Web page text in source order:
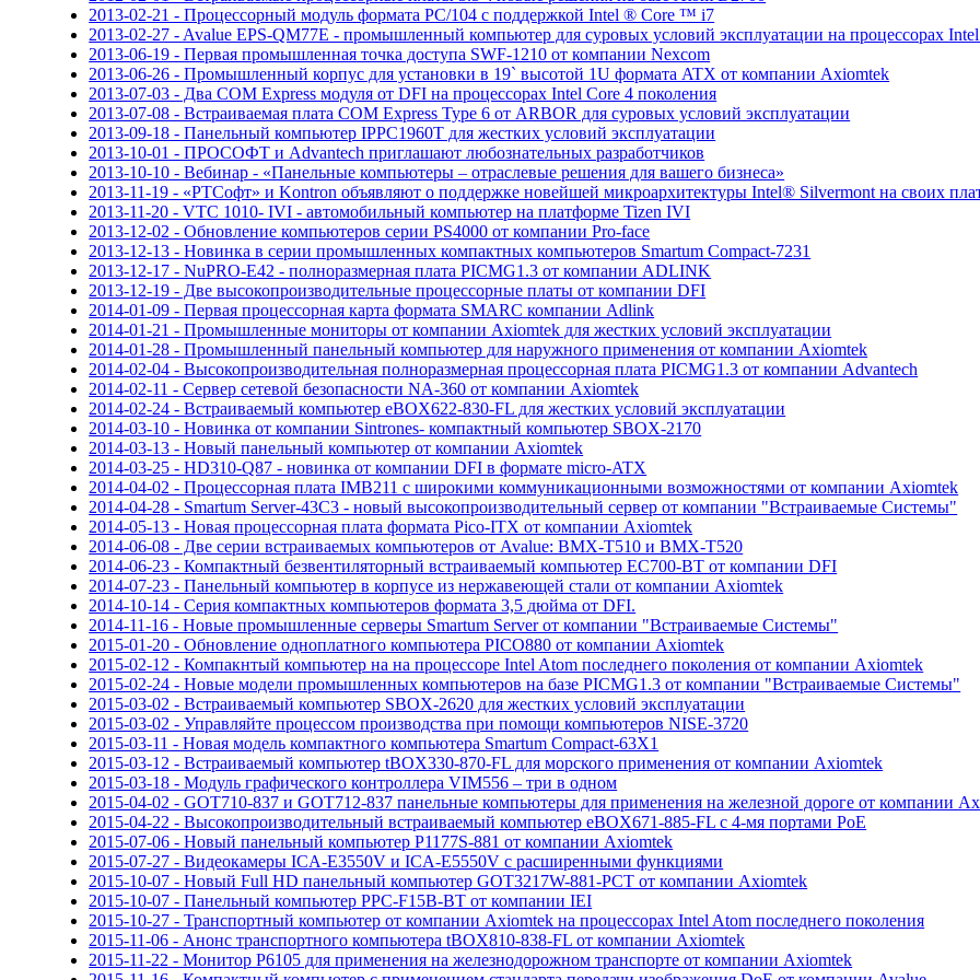
2013-02-21 - Процессорный модуль формата PC/104 с поддержкой Intel ® Core ™ i7
2013-02-27 - Avalue EPS-QM77E - промышленный компьютер для суровых условий эксплуатации на процессорах
2013-06-19 - Первая промышленная точка доступа SWF-1210 от компании Nexcom
2013-06-26 - Промышленный корпус для установки в 19` высотой 1U формата ATX от компании Axiomtek
2013-07-03 - Два COM Express модуля от DFI на процессорах Intel Core 4 поколения
2013-07-08 - Встраиваемая плата COM Express Type 6 от ARBOR для суровых условий эксплуатации
2013-09-18 - Панельный компьютер IPPC1960T для жестких условий эксплуатации
2013-10-01 - ПРОСОФТ и Advantech приглашают любознательных разработчиков
2013-10-10 - Вебинар - «Панельные компьютеры – отраслевые решения для вашего бизнеса»
2013-11-19 - «РТСофт» и Kontron объявляют о поддержке новейшей микроархитектуры Intel® Silvermont на своих
2013-11-20 - VTC 1010- IVI - автомобильный компьютер на платформе Tizen IVI
2013-12-02 - Обновление компьютеров серии PS4000 от компании Pro-face
2013-12-13 - Новинка в серии промышленных компактных компьютеров Smartum Compact-7231
2013-12-17 - NuPRO-E42 - полноразмерная плата PICMG1.3 от компании ADLINK
2013-12-19 - Две высокопроизводительные процессорные платы от компании DFI
2014-01-09 - Первая процессорная карта формата SMARC компании Adlink
2014-01-21 - Промышленные мониторы от компании Axiomtek для жестких условий эксплуатации
2014-01-28 - Промышленный панельный компьютер для наружного применения от компании Axiomtek
2014-02-04 - Высокопроизводительная полноразмерная процессорная плата PICMG1.3 от компании Advantech
2014-02-11 - Сервер сетевой безопасности NA-360 от компании Axiomtek
2014-02-24 - Встраиваемый компьютер eBOX622-830-FL для жестких условий эксплуатации
2014-03-10 - Новинка от компании Sintrones- компактный компьютер SBOX-2170
2014-03-13 - Новый панельный компьютер от компании Axiomtek
2014-03-25 - HD310-Q87 - новинка от компании DFI в формате micro-ATX
2014-04-02 - Процессорная плата IMB211 с широкими коммуникационными возможностями от компании Axiomtek
2014-04-28 - Smartum Server-43C3 - новый высокопроизводительный сервер от компании "Встраиваемые Системы"
2014-05-13 - Новая процессорная плата формата Pico-ITX от компании Axiomtek
2014-06-08 - Две серии встраиваемых компьютеров от Avalue: BMX-T510 и BMX-T520
2014-06-23 - Компактный безвентиляторный встраиваемый компьютер EC700-BT от компании DFI
2014-07-23 - Панельный компьютер в корпусе из нержавеющей стали от компании Axiomtek
2014-10-14 - Серия компактных компьютеров формата 3,5 дюйма от DFI.
2014-11-16 - Новые промышленные серверы Smartum Server от компании "Встраиваемые Системы"
2015-01-20 - Обновление одноплатного компьютера PICO880 от компании Axiomtek
2015-02-12 - Компакнтый компьютер на на процессоре Intel Atom последнего поколения от компании Axiomtek
2015-02-24 - Новые модели промышленных компьютеров на базе PICMG1.3 от компании "Встраиваемые Системы"
2015-03-02 - Встраиваемый компьютер SBOX-2620 для жестких условий эксплуатации
2015-03-02 - Управляйте процессом производства при помощи компьютеров NISE-3720
2015-03-11 - Новая модель компактного компьютера Smartum Compact-63X1
2015-03-12 - Встраиваемый компьютер tBOX330-870-FL для морского применения от компании Axiomtek
2015-03-18 - Модуль графического контроллера VIM556 – три в одном
2015-04-02 - GOT710-837 и GOT712-837 панельные компьютеры для применения на железной дороге от компании
2015-04-22 - Высокопроизводительный встраиваемый компьютер eBOX671-885-FL с 4-мя портами PoE
2015-07-06 - Новый панельный компьютер P1177S-881 от компании Axiomtek
2015-07-27 - Видеокамеры ICA-E3550V и ICA-E5550V с расширенными функциями
2015-10-07 - Новый Full HD панельный компьютер GOT3217W-881-РСТ от компании Axiomtek
2015-10-07 - Панельный компьютер PPC-F15B-BT от компании IEI
2015-10-27 - Транспортный компьютер от компании Axiomtek на процессорах Intel Atom последнего поколения
2015-11-06 - Анонс транспортного компьютера tBOX810-838-FL от компании Axiomtek
2015-11-22 - Монитор P6105 для применения на железнодорожном транспорте от компании Axiomtek